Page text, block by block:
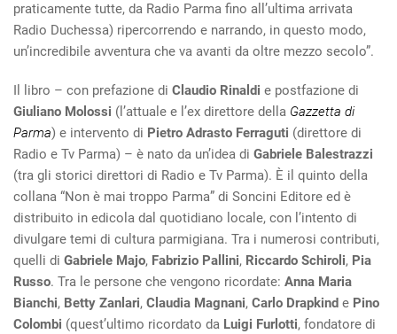
praticamente tutte, da Radio Parma fino all’ultima arrivata
Radio Duchessa) ripercorrendo e narrando, in questo modo,
un’incredibile avventura che va avanti da oltre mezzo secolo”.
Il libro – con prefazione di Claudio Rinaldi e postfazione di
Giuliano Molossi (l’attuale e l’ex direttore della Gazzetta di
Parma) e intervento di Pietro Adrasto Ferraguti (direttore di
Radio e Tv Parma) – è nato da un’idea di Gabriele Balestrazzi
(tra gli storici direttori di Radio e Tv Parma). È il quinto della
collana “Non è mai troppo Parma” di Soncini Editore ed è
distribuito in edicola dal quotidiano locale, con l’intento di
divulgare temi di cultura parmigiana. Tra i numerosi contributi,
quelli di Gabriele Majo, Fabrizio Pallini, Riccardo Schiroli, Pia
Russo. Tra le persone che vengono ricordate: Anna Maria
Bianchi, Betty Zanlari, Claudia Magnani, Carlo Drapkind e Pino
Colombi (quest’ultimo ricordato da Luigi Furlotti, fondatore di